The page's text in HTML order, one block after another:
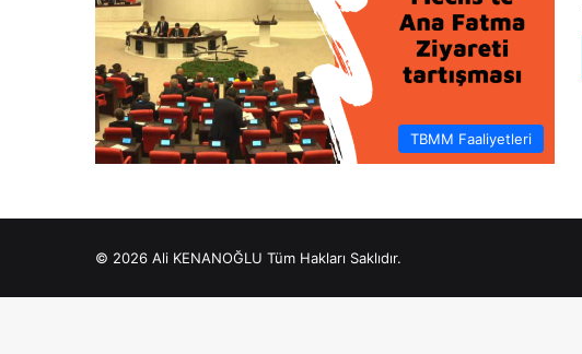
TBMM Faaliyetleri
© 2026 Ali KENANOĞLU Tüm Hakları Saklıdır.